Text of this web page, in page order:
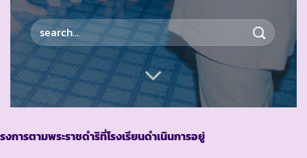
งการตามพระราชดำริที่โรงเรียนดำเนินการอยู่